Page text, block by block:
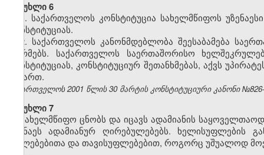
მუხლი 6
1. საქართველოს კონსტიტუცია სახელმწიფოს
კონსტიტუციას.
2. საქართველოს კანონმდებლობა შეესაბამება
ნორმებს. საქართველოს საერთაშორისო
კონსტიტუციას, კონსტიტუციურ შეთანხმებას, აქვს
მიმართ.
საქართველოს 2001 წლის 30 მარტის კონსტიტუციური კანონი
მუხლი 7
სახელმწიფო ცნობს და იცავს ადამიანის
უზენაეს ადამიანურ ღირებულებებს.
უფლებებითა და თავისუფლებებით, როგორც უშუალოდ